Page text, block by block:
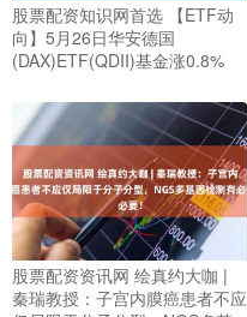
股票配资知识网首选 【ETF动
向】5月26日华安德国
(DAX)ETF(QDII)基金涨0.8%
股票配资资讯网 绘真约大咖 |
秦瑞教授：子宫内膜癌患者不应